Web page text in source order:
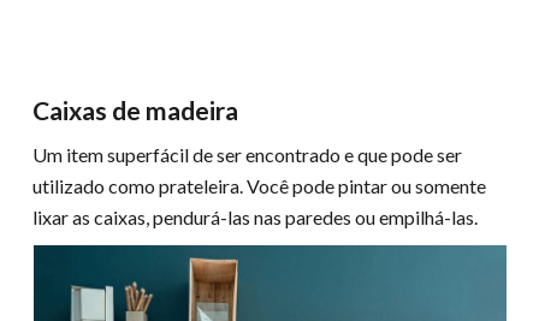
Caixas de madeira
Um item superfácil de ser encontrado e que pode ser
utilizado como prateleira. Você pode pintar ou somente
lixar as caixas, pendurá-las nas paredes ou empilhá-las.